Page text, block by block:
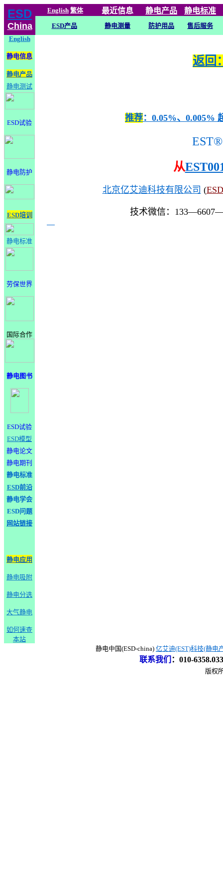
ESD
China
English 繁体 最近信息 静电产品 静电标准
ESD产品 静电测量 防护用品
售后服务
English
静电信息
静电产品
静电测试
ESD试验
静电防护
ESD培训
静电标准
劳保世界
国际合作
静电图书
ESD试验
ESD模型
静电论文
静电期刊
静电标准
ESD前沿
静电学会
ESD问题
网站链接
静电应用
静电吸附
静电分选
大气静电
如何速查
本站
返回
推荐：0.05%、0.005%
EST®
从
北京亿艾迪科技有限公司 (
技术微信：
静电中国(ESD-china) 亿艾迪(EST)科技(静电
联系我们 ： 010-
版权